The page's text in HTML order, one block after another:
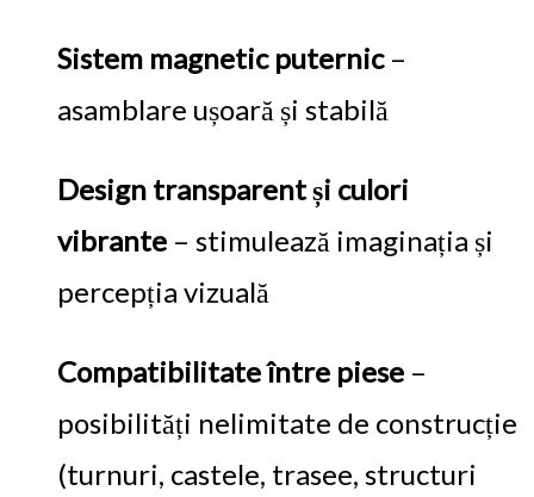
Sistem magnetic puternic–
asamblare ușoară și stabilă
Design transparent și culori
vibrante – stimulează imaginația și
percepția vizuală
Compatibilitate între piese –
posibilități nelimitate de construcție
(turnuri, castele, trasee, structuri